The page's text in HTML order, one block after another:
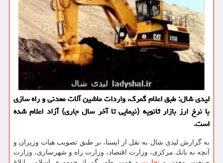
لیدی شال: طبق اعلام گمرك، واردات ماشین آلات معدنی و راه سازی
با نرخ ارز بازار ثانویه (نیمایی تا آخر سال جاری) آزاد اعلام شده
است.
به گزارش لیدی شال به نقل از ایسنا، بر طبق تصویب هیات وزیران و
آنچه به بانك مركزی، وزارت اقتصاد، وزارت راه و شهرسازی، وزارت